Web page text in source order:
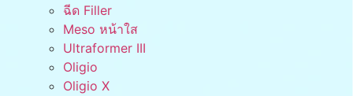
ฉีด Filler
Meso หน้าใส
Ultraformer III
Oligio
Oligio X